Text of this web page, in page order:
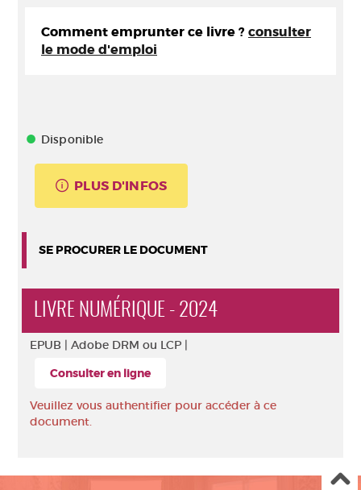
Comment emprunter ce livre ? consulter
le mode d'emploi
Disponible
PLUS D'INFOS
SE PROCURER LE DOCUMENT
LIVRE NUMÉRIQUE - 2024
EPUB | Adobe DRM ou LCP |
Consulter en ligne
Veuillez vous authentifier pour accéder à ce
document.